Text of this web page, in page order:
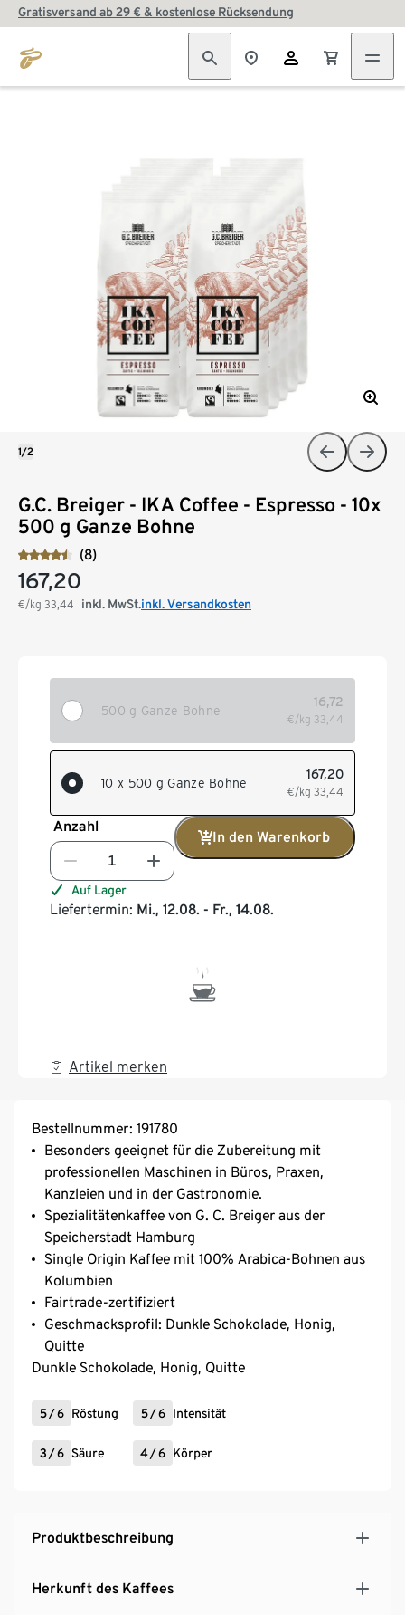
Gratisversand ab 29 € & kostenlose Rücksendung
G.C. Breiger - IKA Coffee - Espresso - 10x
500 g Ganze Bohne
(8)
167,20
€/kg 33,44 inkl. MwSt.inkl. Versandkosten
500 g Ganze Bohne
16,72
€/kg 33,44
10 x 500 g Ganze Bohne
167,20
€/kg 33,44
Anzahl
In den Warenkorb
Auf Lager
Liefertermin: Mi., 12.08. - Fr., 14.08.
Artikel merken
1/2
Bestellnummer: 191780
Besonders geeignet für die Zubereitung mit
professionellen Maschinen in Büros, Praxen,
Kanzleien und in der Gastronomie.
Spezialitätenkaffee von G. C. Breiger aus der
Speicherstadt Hamburg
Single Origin Kaffee mit 100% Arabica-Bohnen aus
Kolumbien
Fairtrade-zertifiziert
Geschmacksprofil: Dunkle Schokolade, Honig,
Quitte
Dunkle Schokolade, Honig, Quitte
5 /6 Röstung 5 /6 Intensität
3 /6 Säure 4/6 Körper
Produktbeschreibung
Herkunft des Kaffees